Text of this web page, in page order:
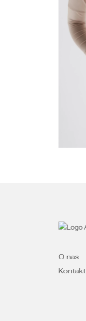
O nas
Kontakt